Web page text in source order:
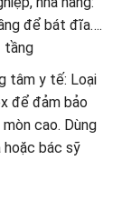
để bát đĩa….
tầng
tâm y tế: Loại
để đảm bảo
cao. Dùng
bác sỹ